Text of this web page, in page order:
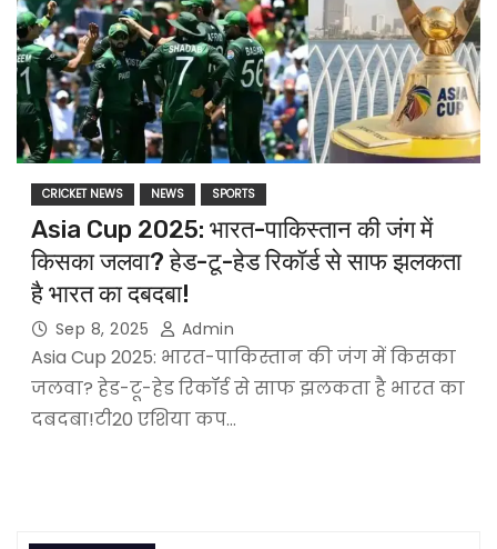
CRICKET NEWS NEWS SPORTS
Asia Cup 2025: भारत-पाकिस्तान की जंग में
किसका जलवा? हेड-टू-हेड रिकॉर्ड से साफ झलकता
है भारत का दबदबा!
Sep 8, 2025 Admin
Asia Cup 2025: भारत-पाकिस्तान की जंग में किसका
जलवा? हेड-टू-हेड रिकॉर्ड से साफ झलकता है भारत का
दबदबा!टी20 एशिया कप…